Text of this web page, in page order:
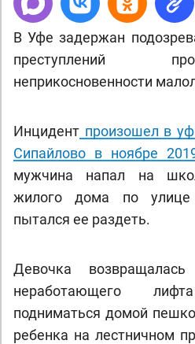
В Уфе задержан
преступлений
неприкосновенности
Инцидент произошел в
Сипайлово в ноябре
мужчина напал на
жилого дома по
пытался ее раздеть.
Девочка
неработающего
подниматься домой
ребенка на лестничном